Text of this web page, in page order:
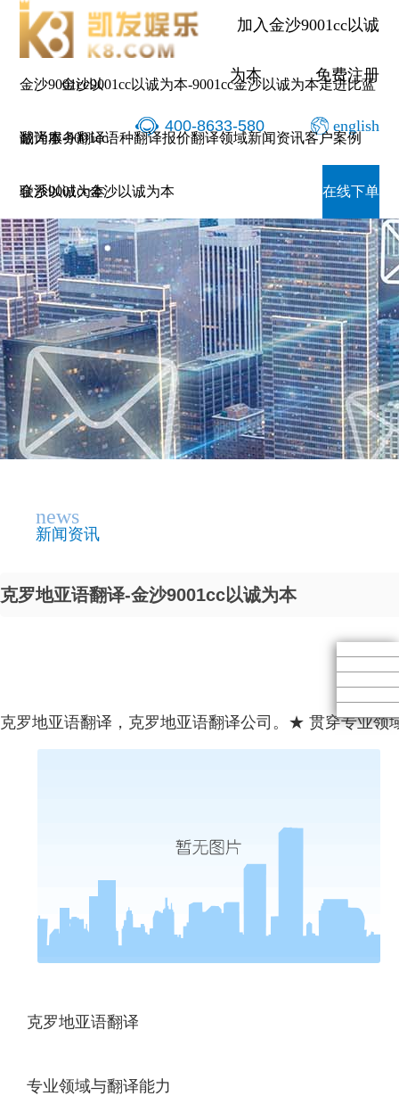
加入金沙9001cc以诚
为本 免费注册
400-8633-580 english
金沙9001cc以
诚为本-9001cc
金沙以诚为本
金沙9001cc以诚为本-9001cc金沙以诚为本走进比蓝
翻译服务翻译语种翻译报价翻译领域新闻资讯客户案例
联系9001cc金沙以诚为本 在线下单
news
新闻资讯
克罗地亚语翻译-金沙9001cc以诚为本
克罗地亚语翻译，克罗地亚语翻译公司。★ 贯穿专业
克罗地亚语翻译
专业领域与翻译能力